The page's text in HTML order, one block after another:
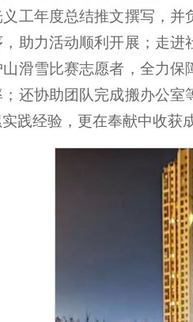
工年度总结推文撰写，
助力活动顺利开展；走
滑雪比赛志愿者，全力
还协助团队完成搬办公室
践经验，更在奉献中收获